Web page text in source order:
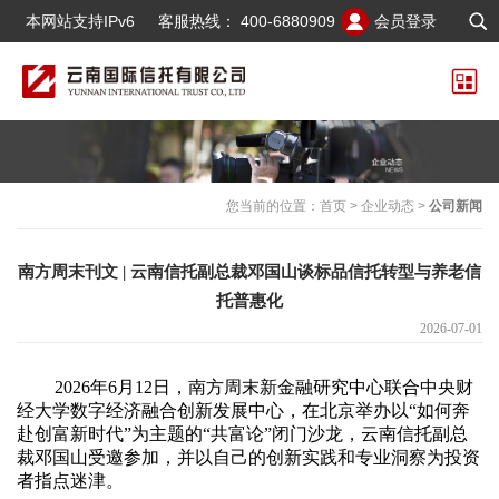
会员登录
客服热线： 400-6880909
本网站支持IPv6
您当前的位置： 首页 > 企业动态 > 公司新闻
南方周末刊文 | 云南信托副总裁邓国山谈标品信托转型与养老信
托普惠化
2026-07-01
2026年6月12日，南方周末新金融研究中心联合中央财
经大学数字经济融合创新发展中心，在北京举办以“如何奔
赴创富新时代”为主题的“共富论”闭门沙龙，云南信托副总
裁邓国山受邀参加，并以自己的创新实践和专业洞察为投资
者指点迷津。